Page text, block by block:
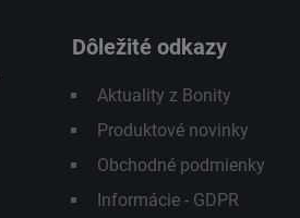
Dôležité odkazy
Aktuality z Bonity
Produktové novinky
Obchodné podmienky
Informácie - GDPR